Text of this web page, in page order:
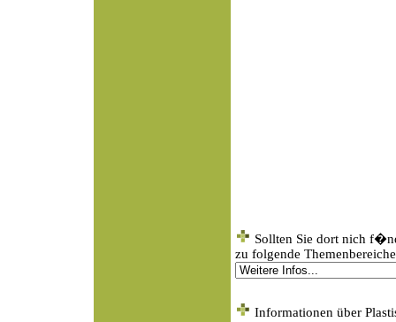
Sollten Sie dort nich
zu folgende
Informationen über